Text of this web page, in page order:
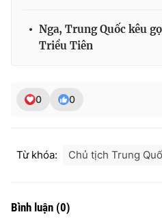
Thị trường 24h
Liên hệ tòa soạn
Nga, Trung Quốc kêu
Triều Tiên
0 0
Từ khóa: Chủ tịch Trung
Bình luận (0)